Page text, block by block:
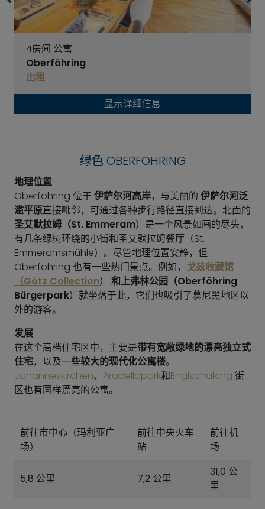
4房间 公寓
Oberföhring
出租
显示详细信息
绿色 OBERFÖHRING
地理位置
Oberföhring 位于 伊萨尔河高岸，与美丽的 伊萨尔河泛
滥平原直接毗邻，可通过各种步行路径直接到达。北面的
圣艾默拉姆（St. Emmeram）是一个风景如画的尽头，
有几条绿树环绕的小街和圣艾默拉姆餐厅（St.
Emmeramsmühle）。尽管地理位置安静，但
Oberföhring 也有一些热门景点。例如， 戈兹收藏馆
（Götz Collection）
和上弗林公园（Oberföhring
Bürgerpark）就坐落于此，它们也吸引了慕尼黑地区以
外的游客。
发展
在这个高档住宅区中，主要是带有宽敞绿地的漂亮独立式
住宅，以及一些较大的现代化公寓楼。
Johanneskirchen、 Arabellapark和Englschalking 街
区也有同样漂亮的公寓。
前往市中心（玛利亚广
场）
前往中央火车
站
前往机
场
5,8 公里 7,2 公里
31,0 公
里